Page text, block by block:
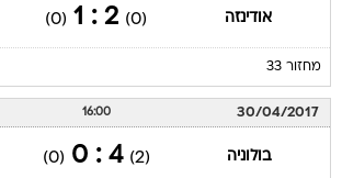
אודינזה (0)
2 : 1
(0)
מחזור 33
30/04/2017
16:00
בולוניה (2)
4 : 0
(0)